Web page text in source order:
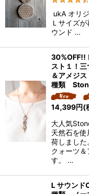
ukA オリ
Ｌサイズ
ウンド …
30%OFF!!
スト１！
＆アメジ
種類
14,399円(
大人気
天然石を
荷しました
クォーツ
す。 …
L サウンド